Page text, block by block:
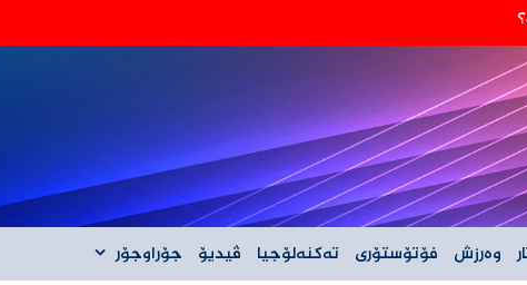
له‌گه‌ڵ ئێران نیه‌
وەرزش فۆتۆستۆری تەکنەلۆجیا ڤیدیۆ جۆراوجۆر